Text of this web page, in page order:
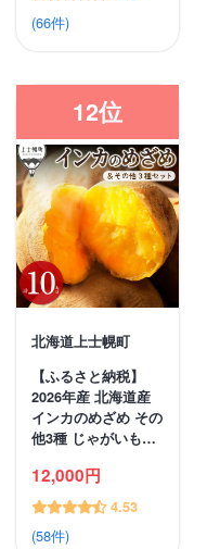
(66件)
12位
北海道上士幌町
【ふるさと納税】
2026年産 北海道産
インカのめざめ その
他3種 じゃがいも…
12,000円
4.53
(58件)